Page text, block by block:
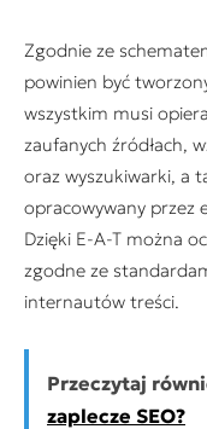
Zgodnie ze
powinien być
wszystkim musi
zaufanych źródłach,
oraz wyszukiwarki, a
opracowywany przez
Dzięki E-A-T można
zgodne ze
internautów treści.
Przeczytaj
zaplecze SEO?